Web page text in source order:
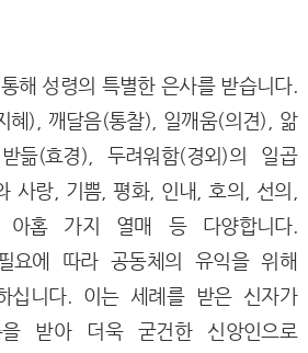
해 성령의 특별한 은사를 받습니다.
혜), 깨달음(통찰), 일깨움(의견), 앎
듦(효경), 두려워함(경외)의 일곱
사랑, 기쁨, 평화, 인내, 호의, 선의,
아홉 가지 열매 등 다양합니다.
요에 따라 공동체의 유익을 위해
십니다. 이는 세례를 받은 신자가
받아 더욱 굳건한 신앙인으로